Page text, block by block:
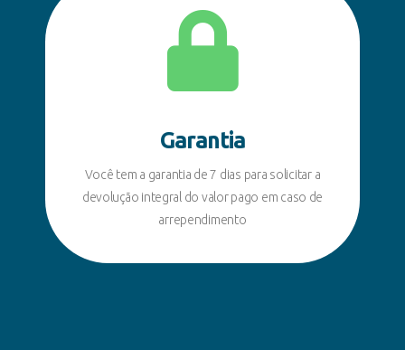
Garantia
Você tem a garantia de 7 dias para solicitar a
devolução integral do valor pago em caso de
arrependimento